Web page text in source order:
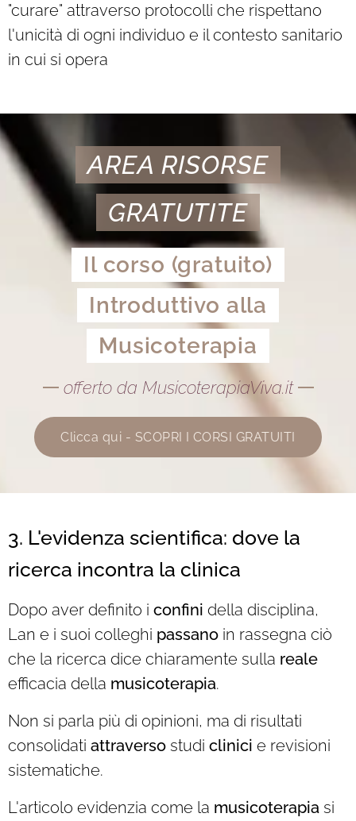
"curare" attraverso protocolli che rispettano
l'unicità di ogni individuo e il contesto sanitario
in cui si opera
AREA RISORSE
GRATUTITE
Il corso (gratuito)
Introduttivo alla
Musicoterapia
offerto da MusicoterapiaViva.it
Clicca qui - SCOPRI I CORSI GRATUITI
3. L'evidenza scientifica: dove la
ricerca incontra la clinica
Dopo aver definito i confini della disciplina,
Lan e i suoi colleghi passano in rassegna ciò
che la ricerca dice chiaramente sulla reale
efficacia della musicoterapia.
Non si parla più di opinioni, ma di risultati
consolidati attraverso studi clinici e revisioni
sistematiche.
L'articolo evidenzia come la musicoterapia si